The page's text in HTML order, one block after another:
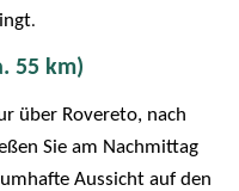
.
55 km)
über Rovereto, nach
Sie am Nachmittag
Aussicht auf den